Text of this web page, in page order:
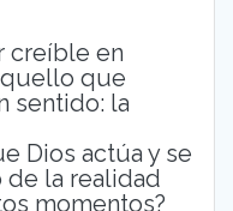
creíble en
que
sentido: la
Dios actúa y se
de la realidad
momentos?